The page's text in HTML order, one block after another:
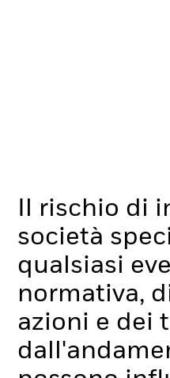
Il rischio di
società
qualsiasi
normativa,
azioni e dei